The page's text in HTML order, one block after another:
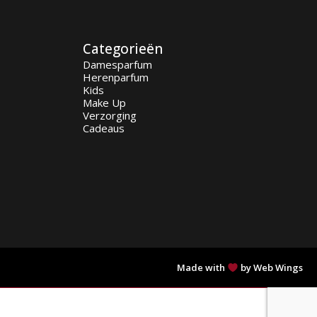
Categorieën
Damesparfum
Herenparfum
Kids
Make Up
Verzorging
Cadeaus
Made with by Web Wings